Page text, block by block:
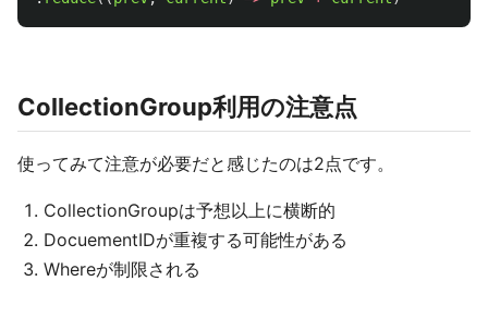
CollectionGroup利用の注意点
使ってみて注意が必要だと感じたのは2点です。
CollectionGroupは予想以上に横断的
DocuementIDが重複する可能性がある
Whereが制限される